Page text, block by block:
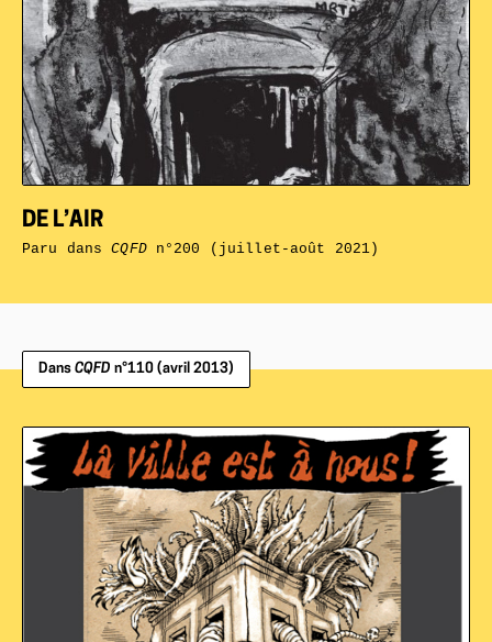
DE L’AIR
Paru dansCQFDn°200 (juillet-août 2021)
Dans CQFD n°110 (avril 2013)